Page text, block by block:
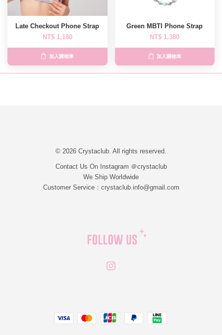
Late Checkout Phone Strap
NT$ 1,180
加入購物車
Green MBTI Phone Strap
NT$ 1,380
加入購物車
© 2026 Crystaclub. All rights reserved.
Contact Us On Instagram ＠crystaclub
We Ship Worldwide
Customer Service：crystaclub.info@gmail.com
Visa Master JCB Paypal